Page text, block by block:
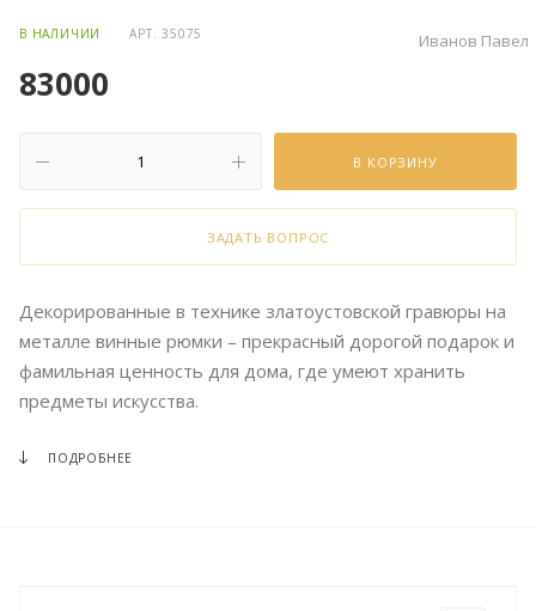
В НАЛИЧИИ АРТ.35075 Иванов Павел
83000
В КОРЗИНУ
ЗАДАТЬ ВОПРОС
Декорированные в технике златоустовской гравюры на
металле винные рюмки – прекрасный дорогой подарок и
фамильная ценность для дома, где умеют хранить
предметы искусства.
ПОДРОБНЕЕ